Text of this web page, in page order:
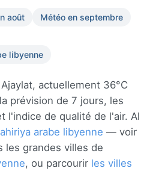
août
Météo en septembre
libyenne
actuellement 36°C
prévision de 7 jours, les
l'indice de qualité de l'air. Al
arabe libyenne — voir
les grandes villes de
, ou parcourir les villes